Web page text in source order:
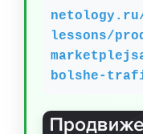
lessons/
bolshe-